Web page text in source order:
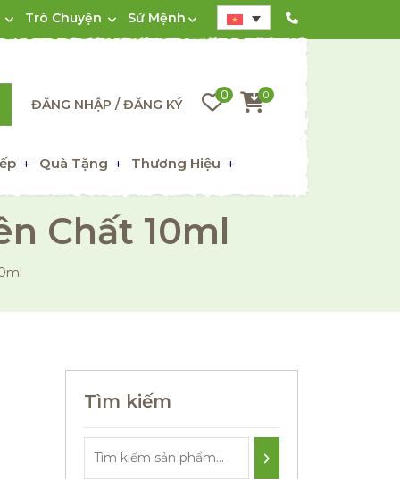
Trò Chuyện Sứ Mệnh
ĐĂNG NHẬP / ĐĂNG KÝ
0 0
Quà Tặng Thương Hiệu
Chất 10ml
Tìm kiếm